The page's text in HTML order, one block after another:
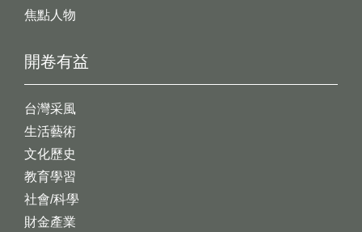
開卷有益
台灣采風
生活藝術
文化歷史
教育學習
社會/科學
財金產業
焦點人物